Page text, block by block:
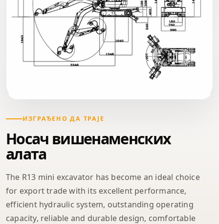
ИЗГРАЂЕНО ДА ТРАЈЕ
Носач вишенаменских
алата
The R13 mini excavator has become an ideal choice
for export trade with its excellent performance,
efficient hydraulic system, outstanding operating
capacity, reliable and durable design, comfortable